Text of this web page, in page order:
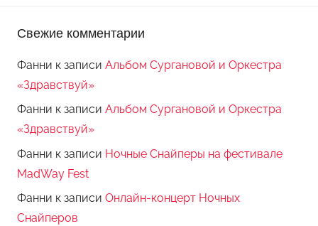
Свежие комментарии
Фанни к записи Альбом Сургановой и Оркестра
«Здравствуй»
Фанни к записи Альбом Сургановой и Оркестра
«Здравствуй»
Фанни к записи Ночные Снайперы на фестивале
MadWay Fest
Фанни к записи Онлайн-концерт Ночных
Снайперов